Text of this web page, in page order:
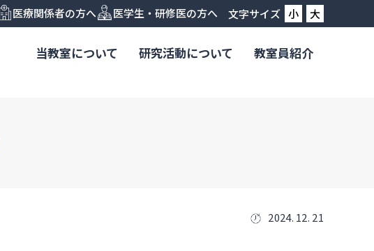
医療関係者の方へ 医学生・研修医の方へ 文字サイズ 小 大
当教室について 研究活動について 教室員紹介
2024. 12. 21